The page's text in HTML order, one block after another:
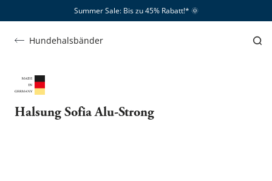
Summer Sale: Bis zu 45% Rabatt!*​ 🌞
Hundehalsbänder
Halsung Sofia Alu-Strong